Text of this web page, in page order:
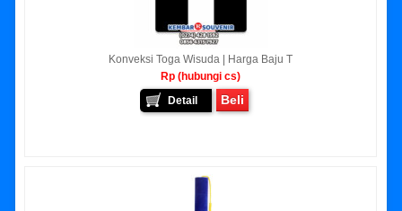
Konveksi Toga Wisuda | Harga Baju T
Rp (hubungi cs)
Detail
Beli